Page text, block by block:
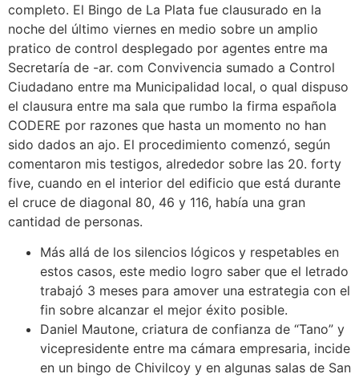
completo. El Bingo de La Plata fue clausurado en la
noche del último viernes en medio sobre un amplio
pratico de control desplegado por agentes entre ma
Secretaría de -ar. com Convivencia sumado a Control
Ciudadano entre ma Municipalidad local, o qual dispuso
el clausura entre ma sala que rumbo la firma española
CODERE por razones que hasta un momento no han
sido dados an ajo. El procedimiento comenzó, según
comentaron mis testigos, alrededor sobre las 20. forty
five, cuando en el interior del edificio que está durante
el cruce de diagonal 80, 46 y 116, había una gran
cantidad de personas.
Más allá de los silencios lógicos y respetables en
estos casos, este medio logro saber que el letrado
trabajó 3 meses para amover una estrategia con el
fin sobre alcanzar el mejor éxito posible.
Daniel Mautone, criatura de confianza de “Tano” y
vicepresidente entre ma cámara empresaria, incide
en un bingo de Chivilcoy y en algunas salas de San